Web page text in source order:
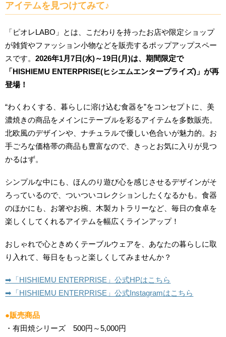
アイテムを見つけてみて♪
「ピオレLABO」とは、こだわりを持ったお店や限定ショップ
が雑貨やファッション小物などを販売するポップアップスペー
スです。2026年1月7日(水)～19日(月)は、期間限定で
「HISHIEMU ENTERPRISE(ヒシエムエンタープライズ)」が再
登場！
“わくわくする、暮らしに溶け込む食器を”をコンセプトに、美
濃焼きの商品をメインにテーブルを彩るアイテムを多数販売。
北欧風のデザインや、ナチュラルで優しい色合いが魅力的。お
手ごろな価格帯の商品も豊富なので、きっとお気に入りが見つ
かるはず。
シンプルな中にも、ほんのり遊び心を感じさせるデザインがそ
ろっているので、ついついコレクションしたくなるかも。食器
のほかにも、お箸やお椀、木製カトラリーなど、毎日の食卓を
楽しくしてくれるアイテムを幅広くラインアップ！
おしゃれで心ときめくテーブルウェアを、あなたの暮らしに取
り入れて、毎日をもっと楽しくしてみませんか？
➡︎「HISHIEMU ENTERPRISE」公式HPはこちら
➡︎「HISHIEMU ENTERPRISE」公式Instagramはこちら
●販売商品
・有田焼シリーズ 500円～5,000円